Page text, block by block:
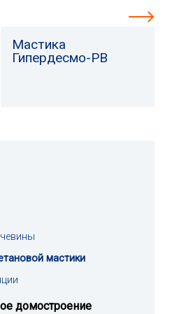
мастики
домостроение
Мастика
Гипердесмо-РВ